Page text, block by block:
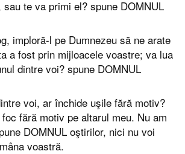
te va primi el? spune DOMNUL
imploră-l pe Dumnezeu să ne arate
a fost prin mijloacele voastre; va lua
dintre voi? spune DOMNUL
voi, ar închide uşile fără motiv?
fără motiv pe altarul meu. Nu am
DOMNUL oştirilor, nici nu voi
voastră.